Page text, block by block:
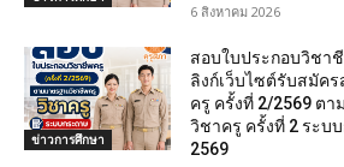
6 สิงหาคม 2026
ข่าวการศึกษา
สอบใบประกอบวิชา
ลิงก์เว็บไซต์รับสมัค
ครู ครั้งที่ 2/2569 ต
วิชาครู ครั้งที่ 2 ระบ
2569